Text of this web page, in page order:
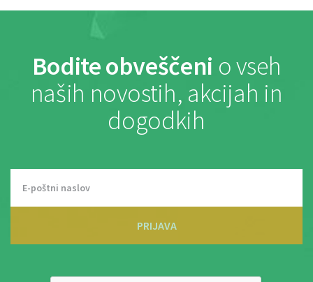
Bodite obveščeni o vseh
naših novostih, akcijah in
dogodkih
PRIJAVA